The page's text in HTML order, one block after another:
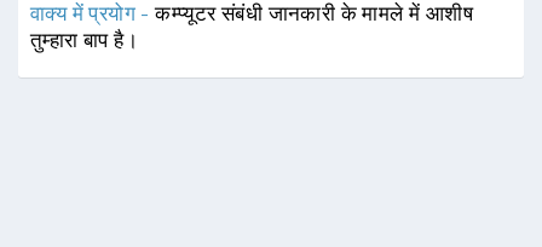
वाक्य में प्रयोग -कम्प्यूटर संबंधी जानकारी के मामले में आशीष
तुम्हारा बाप है।